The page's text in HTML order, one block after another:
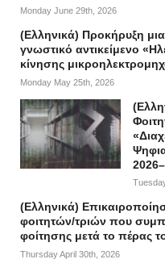
Monday June 29th, 2026
(Ελληνικά) Προκήρυξη
γνωστικό αντικείμενο
κίνησης
Monday May 25th, 2026
(Ελληνικά)
φοιτητών/τριών που
φοίτησης μετά το πέρας
Thursday April 30th, 2026